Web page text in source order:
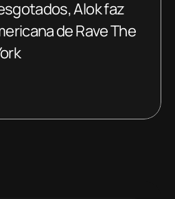
Alok faz
de Rave The